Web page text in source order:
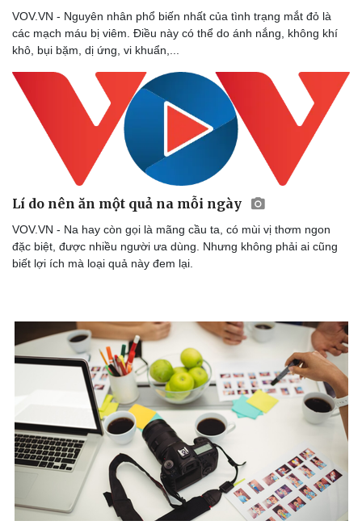
Doanh nghiệp
Công nghệ
VOV.VN - Nguyên nhân phổ biến nhất của tình trạng mắt đỏ là
các mạch máu bị viêm. Điều này có thể do ánh nắng, không khí
khô, bụi bặm, dị ứng, vi khuẩn,...
Lí do nên ăn một quả na mỗi ngày
VOV.VN - Na hay còn gọi là mãng cầu ta, có mùi vị thơm ngon
đặc biệt, được nhiều người ưa dùng. Nhưng không phải ai cũng
biết lợi ích mà loại quả này đem lại.